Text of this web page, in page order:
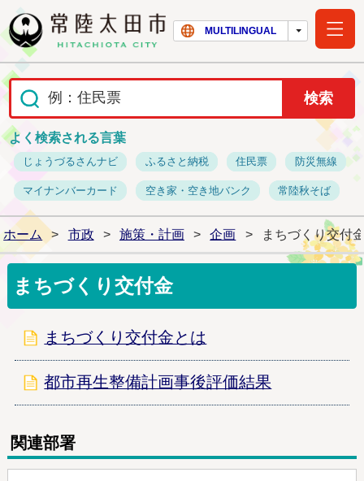
常陸太田市ホー
MULTILINGUAL
よく検索される言葉
じょうづるさんナビ ふるさと納税 住民票 防災無線
マイナンバーカード 空き家・空き地バンク 常陸秋そば
ホーム > 市政 > 施策・計画 > 企画 > まちづくり交付
まちづくり交付金
まちづくり交付金とは
都市再生整備計画事後評価結果
関連部署